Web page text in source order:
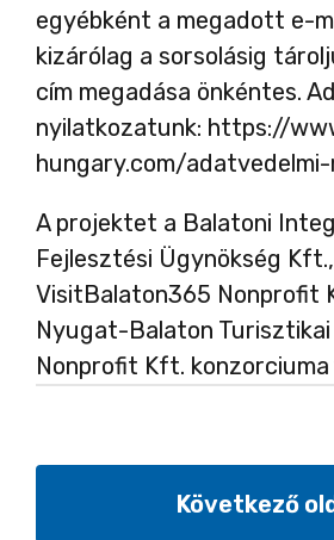
egyébként a megadott e-
kizárólag a sorsolásig
cím megadása önkéntes.
nyilatkozatunk: https://
hungary.com/
A projektet a Balatoni
Fejlesztési Ügynökség
VisitBalaton365 Nonprofit
Nyugat-Balaton
Nonprofit Kft. konzorciuma